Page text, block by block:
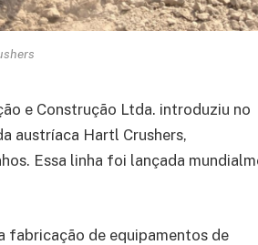
e Construção Ltda. introduziu no
austríaca Hartl Crushers,
Essa linha foi lançada
fabricação de equipamentos de